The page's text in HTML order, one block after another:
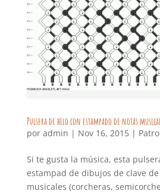
Pulsera de hilo con estampado de notas
por admin | Nov 16, 2015|
Si te gusta la música, esta
estampad de dibujos de clave
musicales (corcheras,